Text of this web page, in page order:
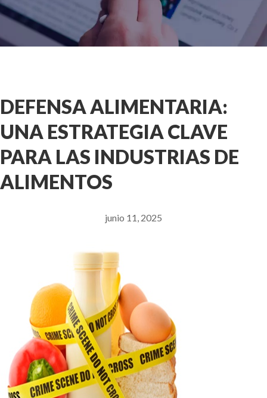
DEFENSA ALIMENTARIA:
UNA ESTRATEGIA CLAVE
PARA LAS INDUSTRIAS DE
ALIMENTOS
junio 11, 2025